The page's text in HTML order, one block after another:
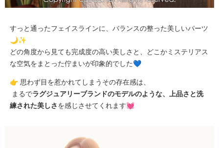
すっと通ったフェイスラインに、バランスの整った美しいパーツ
🌙✨
どの角度から見ても完成度の高い美しさと、どこかミステリアス
な空気をまとった佇まいが印象的でした💙
👉 思わず目を惹かれてしまうその存在感は、
まるでラグジュアリーブランドのモデルのような、上品さと洗
練された美しさを感じさせてくれます💓